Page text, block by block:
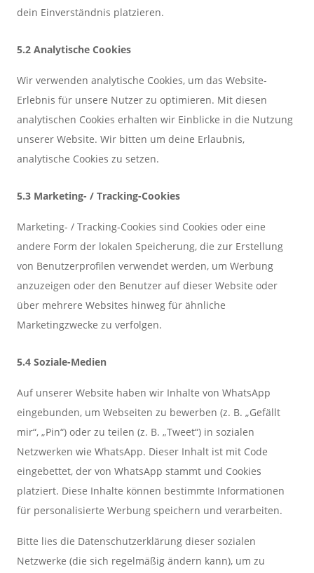
dein Einverständnis platzieren.
5.2 Analytische Cookies
Wir verwenden analytische Cookies, um das Website-
Erlebnis für unsere Nutzer zu optimieren. Mit diesen
analytischen Cookies erhalten wir Einblicke in die Nutzung
unserer Website. Wir bitten um deine Erlaubnis,
analytische Cookies zu setzen.
5.3 Marketing- / Tracking-Cookies
Marketing- / Tracking-Cookies sind Cookies oder eine
andere Form der lokalen Speicherung, die zur Erstellung
von Benutzerprofilen verwendet werden, um Werbung
anzuzeigen oder den Benutzer auf dieser Website oder
über mehrere Websites hinweg für ähnliche
Marketingzwecke zu verfolgen.
5.4 Soziale-Medien
Auf unserer Website haben wir Inhalte von WhatsApp
eingebunden, um Webseiten zu bewerben (z. B. „Gefällt
mir“, „Pin“) oder zu teilen (z. B. „Tweet“) in sozialen
Netzwerken wie WhatsApp. Dieser Inhalt ist mit Code
eingebettet, der von WhatsApp stammt und Cookies
platziert. Diese Inhalte können bestimmte Informationen
für personalisierte Werbung speichern und verarbeiten.
Bitte lies die Datenschutzerklärung dieser sozialen
Netzwerke (die sich regelmäßig ändern kann), um zu